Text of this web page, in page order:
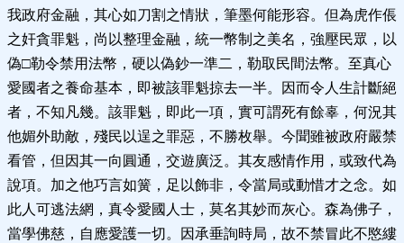
我政府金融，其心如刀割之情狀，筆墨何能形容。但為虎作倀
之奸貪罪魁，尚以整理金融，統一幣制之美名，強壓民眾，以
偽□勒令禁用法幣，硬以偽鈔一準二，勒取民間法幣。至真心
愛國者之養命基本，即被該罪魁掠去一半。因而令人生計斷絕
者，不知凡幾。該罪魁，即此一項，實可謂死有餘辜，何況其
他媚外助敵，殘民以逞之罪惡，不勝枚舉。今聞雖被政府嚴禁
看管，但因其一向圓通，交遊廣泛。其友感情作用，或致代為
說項。加之他巧言如簧，足以飾非，令當局或動惜才之念。如
此人可逃法網，真令愛國人士，莫名其妙而灰心。森為佛子，
當學佛慈，自應愛護一切。因承垂詢時局，故不禁冒此不愍縷